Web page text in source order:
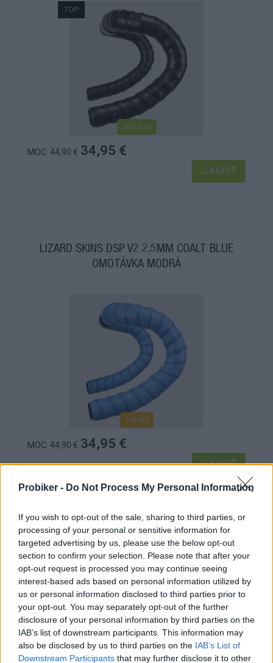
Probiker - Do Not Process My Personal Information
If you wish to opt-out of the sale, sharing to third parties, or
processing of your personal or sensitive information for
targeted advertising by us, please use the below opt-out
section to confirm your selection. Please note that after your
opt-out request is processed you may continue seeing
interest-based ads based on personal information utilized by
us or personal information disclosed to third parties prior to
your opt-out. You may separately opt-out of the further
disclosure of your personal information by third parties on the
IAB’s list of downstream participants. This information may
also be disclosed by us to third parties on the IAB’s List of
Downstream Participants that may further disclose it to other
TOP
skladom
MOC: 44,90 € 34,95 €
KÚPIŤ
LIZARD SKINS DSP V2 2,5MM COALT BLUE
OMOTÁVKA MODRÁ
1-3 dní
MOC: 44,90 € 34,95 €
KÚPIŤ
LIZARD SKINS DSP V2 2,5MM COOL GRAY
OMOTÁVKA SIVÁ